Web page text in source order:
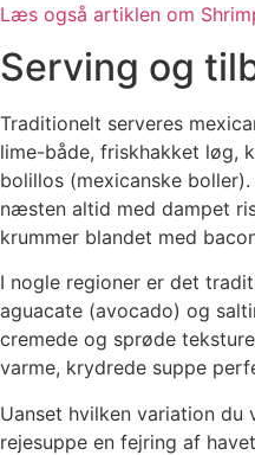
Læs også artiklen om
Serving og
Traditionelt serveres
lime-både, friskhakket løg,
bolillos (mexicanske
næsten altid med dampet
krummer blandet med
I nogle regioner er det
aguacate (avocado) og
cremede og sprøde
varme, krydrede suppe
Uanset hvilken variation
rejesuppe en fejring af